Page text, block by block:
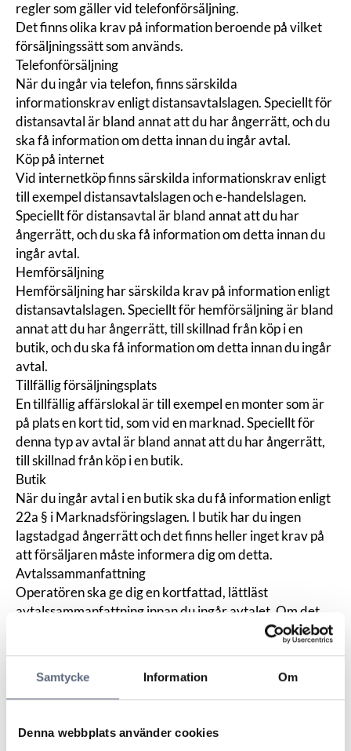
Samtycke Information Om
Denna webbplats använder cookies
reglersom gäller vid telefonförsäljning.
Det finns olika krav på information beroende på vilket
försäljningssätt som används.
Telefonförsäljning
När du ingår via telefon, finns särskilda
informationskrav enligtdistansavtalslagen. Speciellt för
distansavtal är bland annat att du harångerrätt, och du
ska få information om detta innan du ingår avtal.
Köp på internet
Vid internetköp finns särskilda informationskrav enligt
till exempel distansavtalslagen och e-handelslagen.
Speciellt för distansavtal är bland annat att du har
ångerrätt, och du ska få informationom detta innan du
ingår avtal.
Hemförsäljning
Hemförsäljning har särskilda krav på information enligt
distansavtalslagen. Speciellt för hemförsäljning är bland
annat att du har ångerrätt, till skillnad från köp i en
butik, och du ska få informationom detta innan du ingår
avtal.
Tillfällig försäljningsplats
En tillfällig affärslokal är till exempel en monter som är
på plats en kort tid, som vid en marknad. Speciellt för
denna typ av avtal är bland annat att du har ångerrätt,
till skillnad från köp i en butik.
Butik
När du ingår avtal i en butik ska du få information enligt
22a § i Marknadsföringslagen. I butik har du ingen
lagstadgad ångerrätt och det finns heller inget krav på
att försäljaren måste informera dig om detta.
Avtalssammanfattning
Operatören ska ge dig en kortfattad, lättläst
avtalssammanfattning innan du ingår avtalet. Om det
inte är tekniskt möjligt att ge sammanfattningen innan
avtalet ingås ska den lämnas så snart som möjligt
innebär att avtalet är giltigt först när du tagit emot